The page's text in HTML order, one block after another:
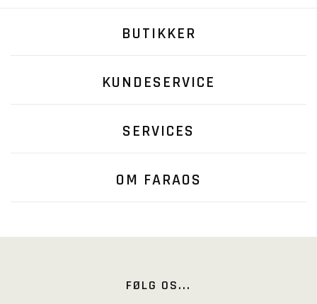
BUTIKKER
KUNDESERVICE
SERVICES
OM FARAOS
FØLG OS...